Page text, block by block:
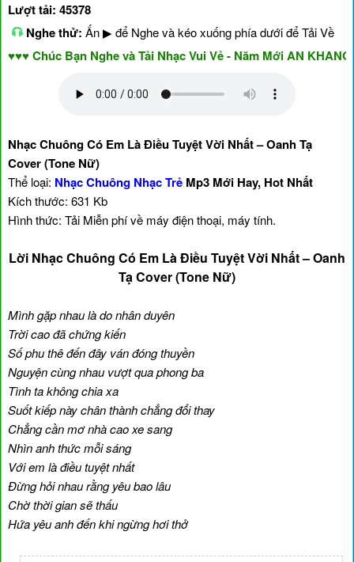
Lượt tải: 45378
Nghe thử: Ấn ▶ để Nghe và kéo xuống phía dưới để Tải Về
Chúc Bạn Nghe và Tải Nhạc Vui Vẻ - Năm Mới AN KHANG &
Nhạc Chuông Có Em Là Điều Tuyệt Vời Nhất – Oanh Tạ
Cover (Tone Nữ)
Thể loại: Nhạc Chuông Nhạc Trẻ Mp3 Mới Hay, Hot Nhất
Kích thước: 631 Kb
Hình thức: Tải Miễn phí về máy điện thoại, máy tính.
Lời Nhạc Chuông Có Em Là Điều Tuyệt Vời Nhất – Oanh
Tạ Cover (Tone Nữ)
Mình gặp nhau là do nhân duyên
Trời cao đã chứng kiến
Số phu thê đến đây ván đóng thuyền
Nguyện cùng nhau vượt qua phong ba
Tình ta không chia xa
Suốt kiếp này chân thành chẳng đổi thay
Chẳng cần mơ nhà cao xe sang
Nhìn anh thức mỗi sáng
Với em là điều tuyệt nhất
Đừng hỏi nhau rằng yêu bao lâu
Chờ thời gian sẽ thấu
Hứa yêu anh đến khi ngừng hơi thở